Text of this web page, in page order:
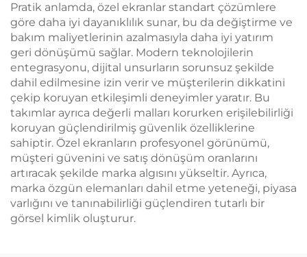
Pratik anlamda, özel ekranlar standart çözümlere
göre daha iyi dayanıklılık sunar, bu da değiştirme ve
bakım maliyetlerinin azalmasıyla daha iyi yatırım
geri dönüşümü sağlar. Modern teknolojilerin
entegrasyonu, dijital unsurların sorunsuz şekilde
dahil edilmesine izin verir ve müşterilerin dikkatini
çekip koruyan etkileşimli deneyimler yaratır. Bu
takımlar ayrıca değerli malları korurken erişilebilirliği
koruyan güçlendirilmiş güvenlik özelliklerine
sahiptir. Özel ekranların profesyonel görünümü,
müşteri güvenini ve satış dönüşüm oranlarını
artıracak şekilde marka algısını yükseltir. Ayrıca,
marka özgün elemanları dahil etme yeteneği, piyasa
varlığını ve tanınabilirliği güçlendiren tutarlı bir
görsel kimlik oluşturur.